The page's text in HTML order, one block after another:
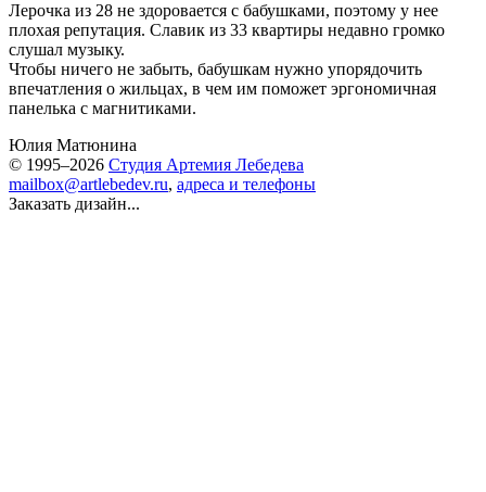
Лерочка из 28 не здоровается с бабушками, поэтому у нее
плохая репутация. Славик из 33 квартиры недавно громко
слушал музыку.
Чтобы ничего не забыть, бабушкам нужно упорядочить
впечатления о жильцах, в чем им поможет эргономичная
панелька с магнитиками.
Юлия Матюнина
© 1995–2026 Студия Артемия Лебедева
mailbox@artlebedev.ru, адреса и телефоны
Заказать дизайн...